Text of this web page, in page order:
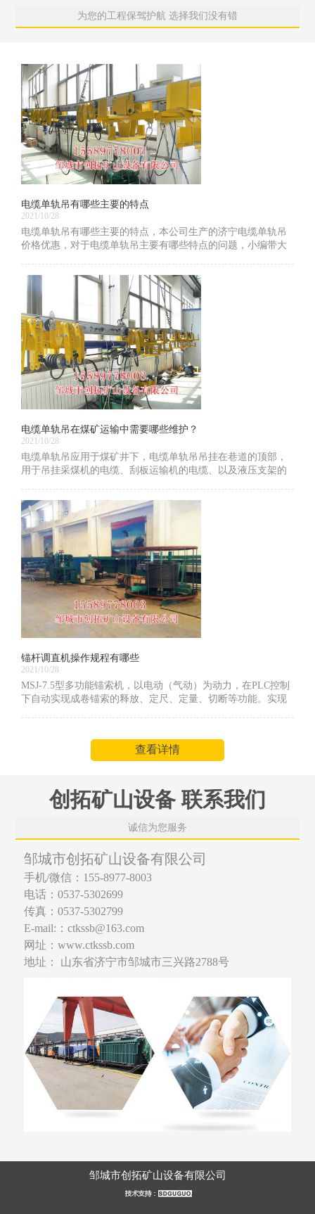
为您的工程保驾护航 选择我们没有错
电缆单轨吊有哪些主要的特点
2021/10/28
电缆单轨吊有哪些主要的特点，本公司生产的济宁电缆单轨吊
价格优惠，对于电缆单轨吊主要有哪些特点的问题，小编带大
电缆单轨吊在煤矿运输中需要哪些维护？
2021/10/28
电缆单轨吊应用于煤矿井下，电缆单轨吊吊挂在巷道的顶部，
用于吊挂采煤机的电缆、刮板运输机的电缆、以及液压支架的
需要哪些维护
锚杆调直机操作规程有哪些
2021/10/28
MSJ-7.5型多功能锚索机，以电动（气动）为动力，在PLC控制
下自动实现成卷锚索的释放、定尺、定量、切断等功能。实现
给大家介绍下锚杆调直机操作规程有哪些
查看详情
创拓矿山设备 联系我们
诚信为您服务
邹城市创拓矿山设备有限公司
手机/微信：155-8977-8003
电话：0537-5302699
传真：0537-5302799
E-mail:：ctkssb@163.com
网址：www.ctkssb.com
地址： 山东省济宁市邹城市三兴路2788号
邹城市创拓矿山设备有限公司